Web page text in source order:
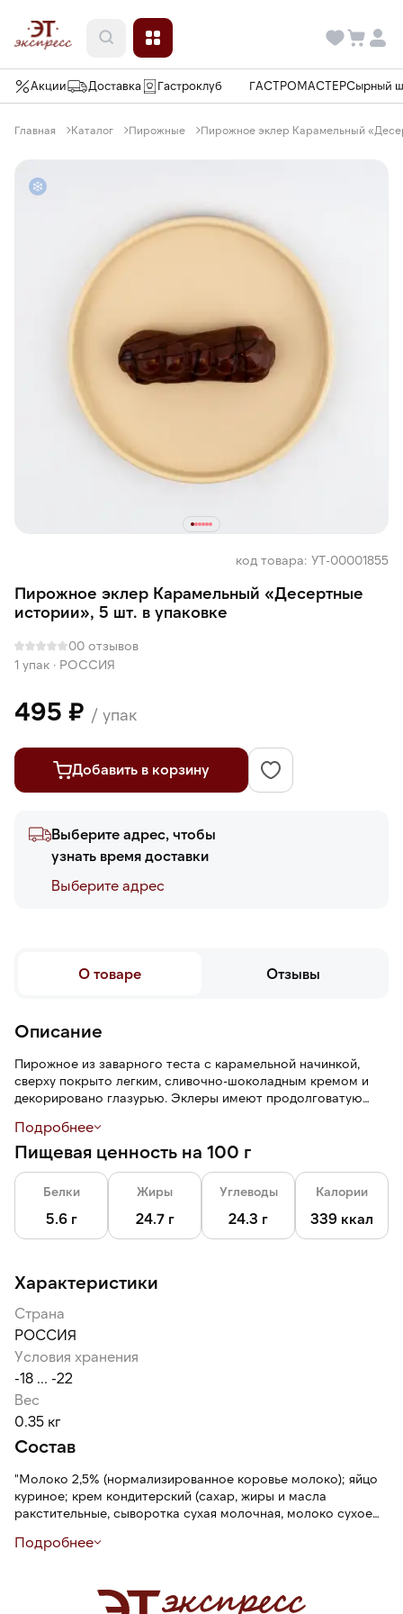
Акции Доставка Гастроклуб ГАСТРОМАСТЕРСырный
Главная Каталог Пирожные Пирожное эклер Карамельный
код товара: УТ-00001855
Пирожное эклер Карамельный «Десертные
истории», 5 шт. в упаковке
00 отзывов
1 упак · РОССИЯ
495 ₽ / упак
Добавить в корзину
Выберите адрес, чтобы
узнать время доставки
Выберите адреc
О товаре Отзывы
Описание
Пирожное из заварного теста с карамельной начинкой,
сверху покрыто легким, сливочно-шоколадным кремом и
декорировано глазурью. Эклеры имеют продолговатую
Подробнее
Пищевая ценность на 100 г
Белки
5.6 г
Жиры
24.7 г
Углеводы
24.3 г
Калории
339 ккал
Характеристики
Страна
РОССИЯ
Условия хранения
-18 ... -22
Вес
0.35 кг
Состав
"Молоко 2,5% (нормализированное коровье молоко); яйцо
куриное; крем кондитерский (сахар, жиры и масла
ракстительные, сыворотка сухая молочная, молоко сухое
ароматизаторы («Ванилин», «Концентрированное
(сахароза), сыворотка молочная концентрированная,
Подробнее